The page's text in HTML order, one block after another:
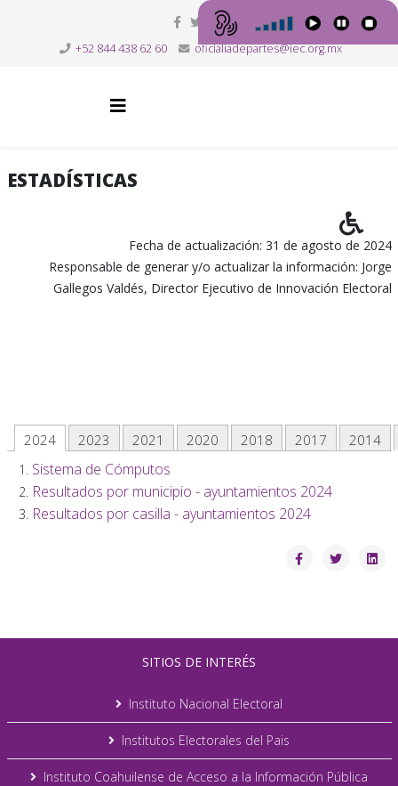
+52 844 438 62 60 oficialiadepartes@iec.org.mx
ESTADÍSTICAS
Fecha de actualización: 31 de agosto de 2024
Responsable de generar y/o actualizar la información: Jorge
Gallegos Valdés, Director Ejecutivo de Innovación Electoral
2024 2023 2021 2020 2018 2017 2014
Sistema de Cómputos
Resultados por municipio - ayuntamientos 2024
Resultados por casilla - ayuntamientos 2024
SITIOS DE INTERÉS
Instituto Nacional Electoral
Institutos Electorales del Pais
Instituto Coahuilense de Acceso a la Información Pública